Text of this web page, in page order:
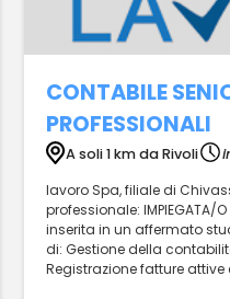
CONTABILE
PROFESSIONALI
A soli 1 km da Rivoli
lavoro Spa, filiale di
professionale: IMPIEGATA/O
inserita in un affermato
di: Gestione della
Registrazione fatture